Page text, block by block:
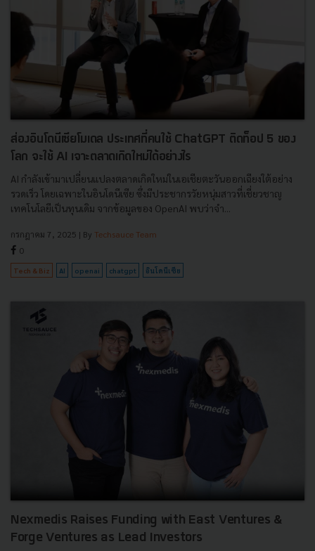
ส่องอินโดนีเซียโมเดล ประเทศที่คนใช้ ChatGPT ติดท็อป 5 ของ
โลก จะใช้ AI เจาะตลาดเกิดใหม่ได้อย่างไร
AI กำลังเข้ามาเปลี่ยนแปลงตลาดเกิดใหม่ในเอเชียตะวันออกเฉียงใต้อย่าง
รวดเร็ว โดยเฉพาะในอินโดนีเซีย ซึ่งมีประชากรวัยหนุ่มสาวที่เชี่ยวชาญ
เทคโนโลยีเป็นทุนเดิม จากข้อมูลของ OpenAI พบว่าจำ...
กรกฎาคม 7, 2025 | By Techsauce Team
0
Tech & Biz AI openai chatgpt อินโดนีเซีย
Nexmedis Raises Funding with East Ventures &
Forge Ventures as Lead Investors